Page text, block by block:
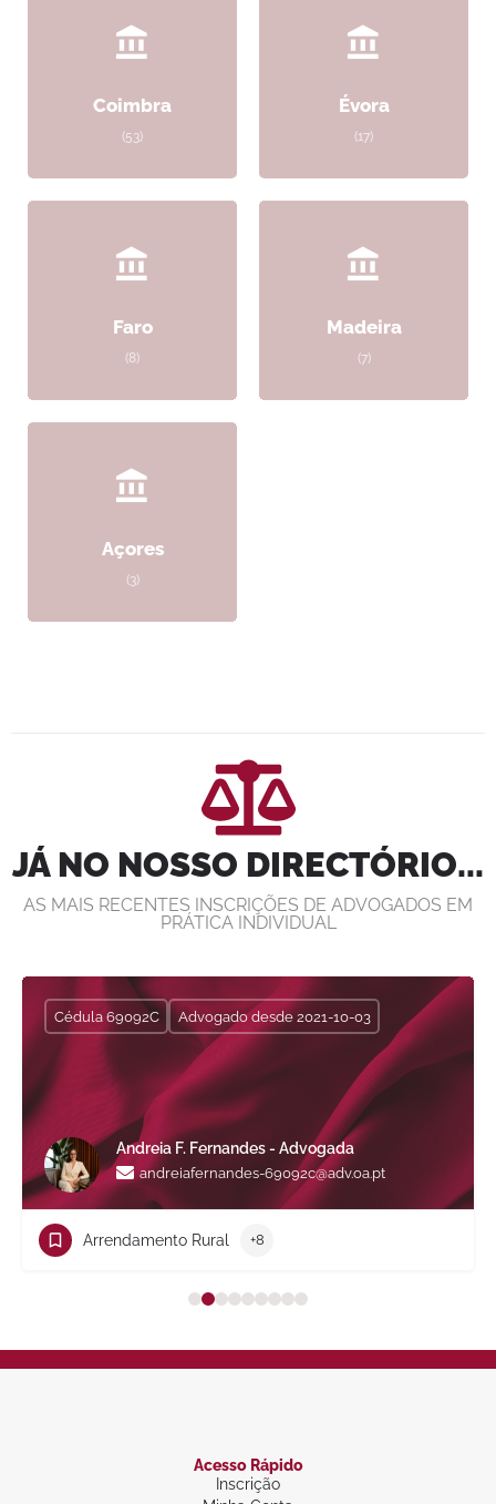
Coimbra
(53)
Évora
(17)
Faro
(8)
Madeira
(7)
Açores
(3)
JÁ NO NOSSO DIRECTÓRIO...
AS MAIS RECENTES INSCRIÇÕES DE ADVOGADOS EM
PRÁTICA INDIVIDUAL
Andreia F. Fernandes - Advogada
andreiafernandes-69092c@adv.oa.pt
Cédula 69092C Advogado desde 2021-10-03
Arrendamento Rural +8
Acesso Rápido
Inscrição